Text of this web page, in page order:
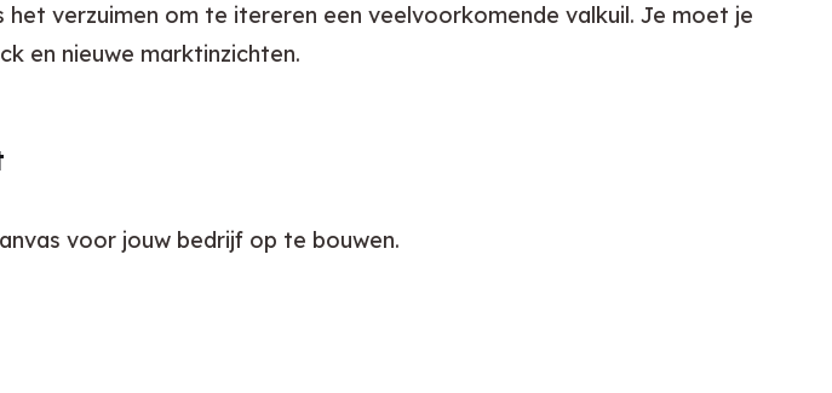
het verzuimen om te itereren een veelvoorkomende valkuil. Je moet je
en nieuwe marktinzichten.
voor jouw bedrijf op te bouwen.